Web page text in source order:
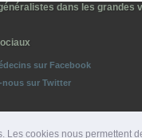
cookies nous
dans les grandes
sur Facebook
nous sur Twitter